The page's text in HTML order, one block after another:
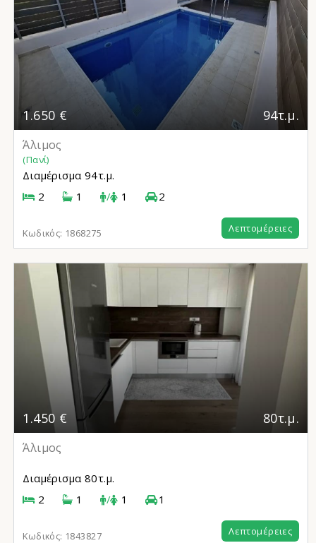
1.650 € 94τ.μ.
Άλιμος
(Πανί)
Διαμέρισμα 94τ.μ.
2
1 / 1 2
Κωδικός: 1868275 Λεπτομέρειες
1.450 € 80τ.μ.
Άλιμος
Διαμέρισμα 80τ.μ.
2
1 / 1 1
Κωδικός: 1843827 Λεπτομέρειες